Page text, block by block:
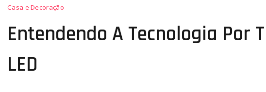
Casa e Decoração
Entendendo A Tecnologia Por
LED